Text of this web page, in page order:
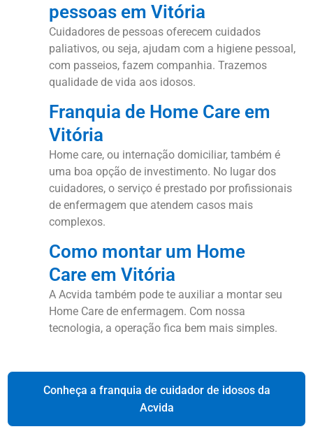
pessoas em Vitória
Cuidadores de pessoas oferecem cuidados
paliativos, ou seja, ajudam com a higiene pessoal,
com passeios, fazem companhia. Trazemos
qualidade de vida aos idosos.
Franquia de Home Care em
Vitória
Home care, ou internação domiciliar, também é
uma boa opção de investimento. No lugar dos
cuidadores, o serviço é prestado por profissionais
de enfermagem que atendem casos mais
complexos.
Como montar um Home
Care em Vitória
A Acvida também pode te auxiliar a montar seu
Home Care de enfermagem. Com nossa
tecnologia, a operação fica bem mais simples.
Conheça a franquia de cuidador de idosos da
Acvida